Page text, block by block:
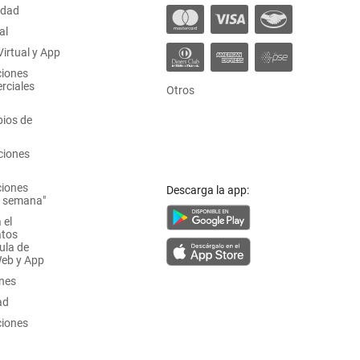
y App
de
semana"
de
y App
Otros
Descarga la app: